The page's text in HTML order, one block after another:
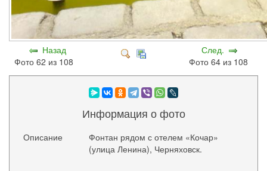
Назад
Фото 62 из 108
След.
Фото 64 из 108
Информация о фото
Описание
Фонтан рядом с отелем «Кочар»
(улица Ленина), Черняховск.